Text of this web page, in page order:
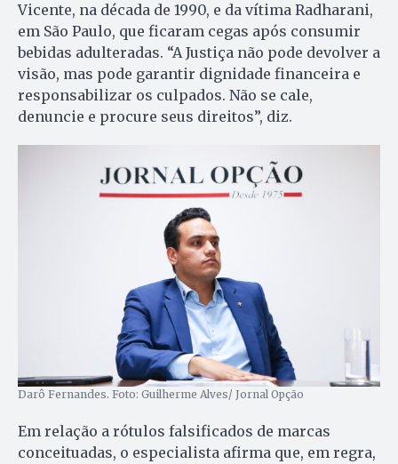
Vicente, na década de 1990, e da vítima Radharani,
em São Paulo, que ficaram cegas após consumir
bebidas adulteradas. “A Justiça não pode devolver a
visão, mas pode garantir dignidade financeira e
responsabilizar os culpados. Não se cale,
denuncie e procure seus direitos”, diz.
Darô Fernandes. Foto: Guilherme Alves/ Jornal Opção
Em relação a rótulos falsificados de marcas
conceituadas, o especialista afirma que, em regra,